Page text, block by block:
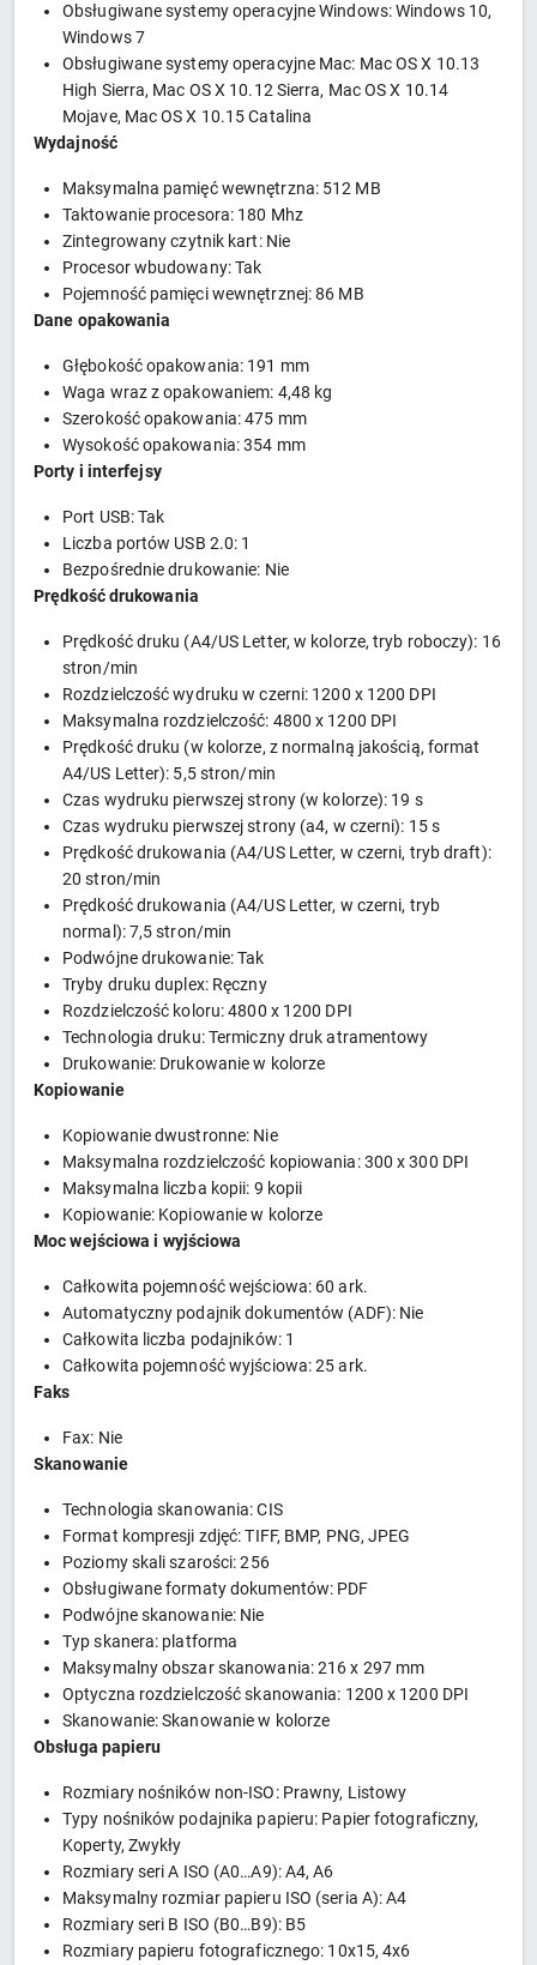
Obsługiwane systemy operacyjne Windows: Windows 10,
Windows 7
Obsługiwane systemy operacyjne Mac: Mac OS X 10.13
High Sierra, Mac OS X 10.12 Sierra, Mac OS X 10.14
Mojave, Mac OS X 10.15 Catalina
Wydajność
Maksymalna pamięć wewnętrzna: 512 MB
Taktowanie procesora: 180 Mhz
Zintegrowany czytnik kart: Nie
Procesor wbudowany: Tak
Pojemność pamięci wewnętrznej: 86 MB
Dane opakowania
Głębokość opakowania: 191 mm
Waga wraz z opakowaniem: 4,48 kg
Szerokość opakowania: 475 mm
Wysokość opakowania: 354 mm
Porty i interfejsy
Port USB: Tak
Liczba portów USB 2.0: 1
Bezpośrednie drukowanie: Nie
Prędkość drukowania
Prędkość druku (A4/US Letter, w kolorze, tryb roboczy): 16
stron/min
Rozdzielczość wydruku w czerni: 1200 x 1200 DPI
Maksymalna rozdzielczość: 4800 x 1200 DPI
Prędkość druku (w kolorze, z normalną jakością, format
A4/US Letter): 5,5 stron/min
Czas wydruku pierwszej strony (w kolorze): 19 s
Czas wydruku pierwszej strony (a4, w czerni): 15 s
Prędkość drukowania (A4/US Letter, w czerni, tryb draft):
20 stron/min
Prędkość drukowania (A4/US Letter, w czerni, tryb
normal): 7,5 stron/min
Podwójne drukowanie: Tak
Tryby druku duplex: Ręczny
Rozdzielczość koloru: 4800 x 1200 DPI
Technologia druku: Termiczny druk atramentowy
Drukowanie: Drukowanie w kolorze
Kopiowanie
Kopiowanie dwustronne: Nie
Maksymalna rozdzielczość kopiowania: 300 x 300 DPI
Maksymalna liczba kopii: 9 kopii
Kopiowanie: Kopiowanie w kolorze
Moc wejściowa i wyjściowa
Całkowita pojemność wejściowa: 60 ark.
Automatyczny podajnik dokumentów (ADF): Nie
Całkowita liczba podajników: 1
Całkowita pojemność wyjściowa: 25 ark.
Faks
Fax: Nie
Skanowanie
Technologia skanowania: CIS
Format kompresji zdjęć: TIFF, BMP, PNG, JPEG
Poziomy skali szarości: 256
Obsługiwane formaty dokumentów: PDF
Podwójne skanowanie: Nie
Typ skanera: platforma
Maksymalny obszar skanowania: 216 x 297 mm
Optyczna rozdzielczość skanowania: 1200 x 1200 DPI
Skanowanie: Skanowanie w kolorze
Obsługa papieru
Rozmiary nośników non-ISO: Prawny, Listowy
Typy nośników podajnika papieru: Papier fotograficzny,
Koperty, Zwykły
Rozmiary seri A ISO (A0…A9): A4, A6
Maksymalny rozmiar papieru ISO (seria A): A4
Rozmiary seri B ISO (B0…B9): B5
Rozmiary papieru fotograficznego: 10x15, 4x6